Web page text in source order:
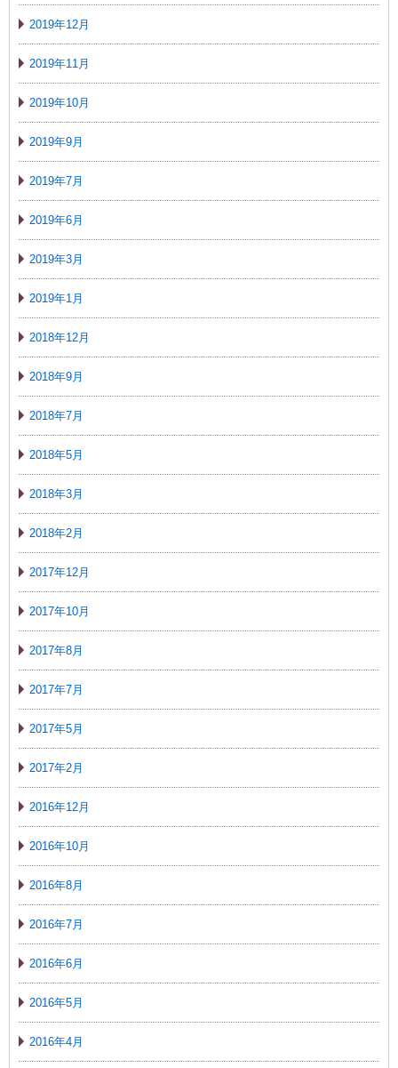
2019年12月
2019年11月
2019年10月
2019年9月
2019年7月
2019年6月
2019年3月
2019年1月
2018年12月
2018年9月
2018年7月
2018年5月
2018年3月
2018年2月
2017年12月
2017年10月
2017年8月
2017年7月
2017年5月
2017年2月
2016年12月
2016年10月
2016年8月
2016年7月
2016年6月
2016年5月
2016年4月